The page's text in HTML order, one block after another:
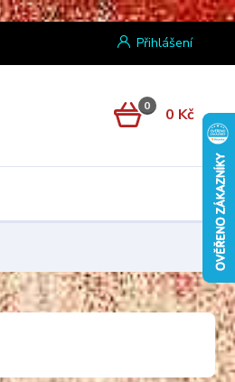
Přihlášení
0 0 Kč